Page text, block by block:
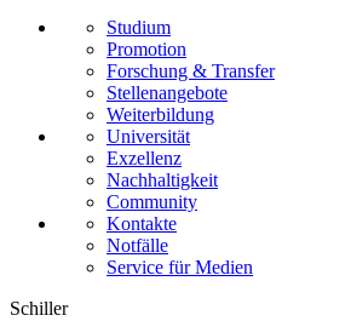
Studium
Promotion
Forschung & Transfer
Stellenangebote
Weiterbildung
Universität
Exzellenz
Nachhaltigkeit
Community
Kontakte
Notfälle
Service für Medien
Schiller